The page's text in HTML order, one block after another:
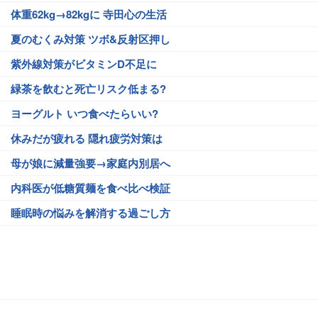
体重62kg→82kgに 寺田心の生活
夏のむくみ対策 ツボ&反射区押し
紫外線対策がビタミンD不足に
緑茶を飲むと死亡リスク低まる?
ヨーグルト いつ食べたらいい?
休みだが疲れる 隠れ疲労対策は
母が娘に減量強要→家庭内別居へ
内科医が低糖質麺を食べ比べ検証
睡眠時の悩みを解消する過ごし方